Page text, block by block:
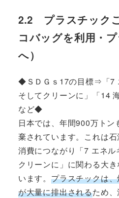
2.2 プラスチック
コバッグを利用・
へ）
◆ＳＤＧｓ17の目標⇒「7
そしてクリーンに」「14
など◆
日本では、年間900万トン
棄されています。これは
消費につながり「7 エネ
クリーンに」に関わる大
います。 プラスチックは
が大量に排出されるため